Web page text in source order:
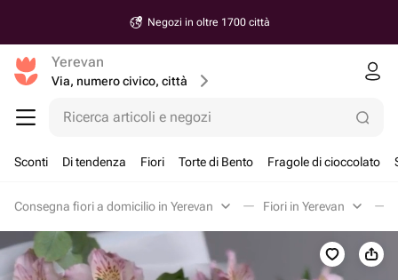
Negozi in oltre 1700 città
Yerevan
Via, numero civico, città
Ricerca articoli e negozi
Sconti Di tendenza Fiori Torte di Bento Fragole di cioccolato
Consegna fiori a domicilio in Yerevan Fiori in Yerevan